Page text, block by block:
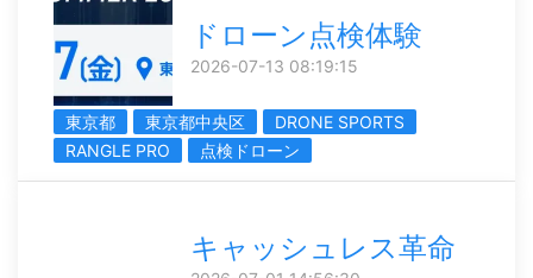
ドローン点検体験
2026-07-13 08:19:15
東京都 東京都中央区
DRONE SPORTS
RANGLE PRO
点検ドローン
キャッシュレス革命